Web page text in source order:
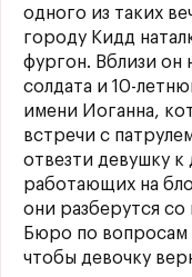
одного из таких
городу Кидд
фургон. Вблизи он
солдата и 10-
имени Иоганна,
встречи с
отвезти девушку
работающих на
они разберутся
Бюро по вопросам
чтобы девочку